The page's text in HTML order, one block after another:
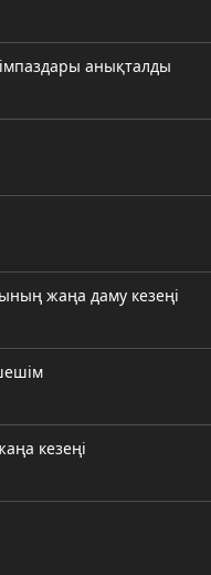
анықталды
жаңа даму кезеңі
кезеңі